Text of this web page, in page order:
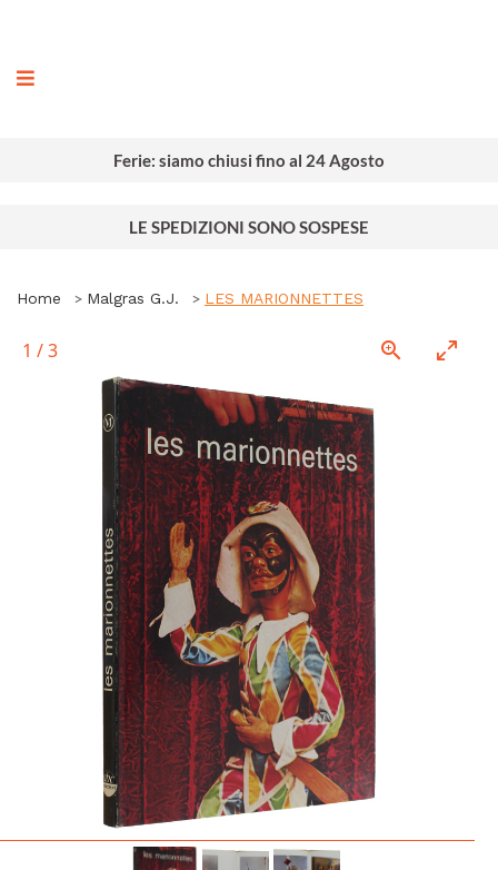
Ferie: siamo chiusi fino al 24 Agosto
LE SPEDIZIONI SONO SOSPESE
Home Malgras G.J. LES MARIONNETTES
1 /3